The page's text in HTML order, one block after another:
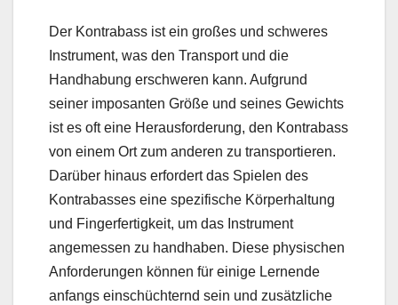
Der Kontrabass ist ein großes und schweres
Instrument, was den Transport und die
Handhabung erschweren kann. Aufgrund
seiner imposanten Größe und seines Gewichts
ist es oft eine Herausforderung, den Kontrabass
von einem Ort zum anderen zu transportieren.
Darüber hinaus erfordert das Spielen des
Kontrabasses eine spezifische Körperhaltung
und Fingerfertigkeit, um das Instrument
angemessen zu handhaben. Diese physischen
Anforderungen können für einige Lernende
anfangs einschüchternd sein und zusätzliche